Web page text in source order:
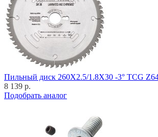
Пильный диск 260X2.5/1.8X30 -3° TCG
8 139 р.
Подобрать аналог